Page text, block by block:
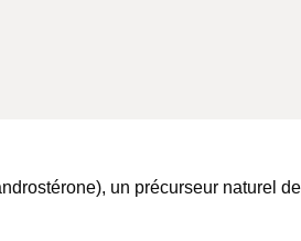
un précurseur naturel